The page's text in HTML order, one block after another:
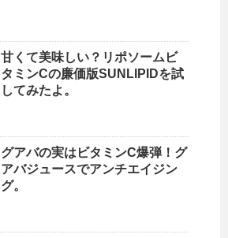
甘くて美味しい？リポソームビ
タミンCの廉価版SUNLIPIDを試
してみたよ。
グアバの実はビタミンC爆弾！グ
アバジュースでアンチエイジン
グ。